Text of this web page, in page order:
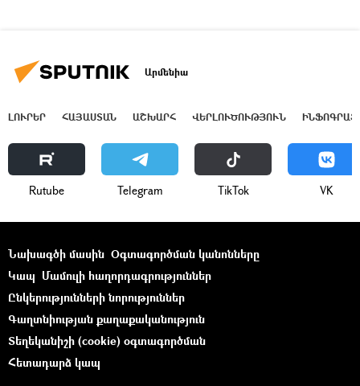
Արմենիա
ԼՈՒՐԵՐ ՀԱՅԱՍՏԱՆ ԱՇԽԱՐՀ ՎԵՐԼՈՒԾՈՒԹՅՈՒՆ
Rutube Telegram ТikТоk VK
Նախագծի մասին Օգտագործման կանոնները
Կապ Մամուլի հաղորդագրություններ
Ընկերությունների նորություններ
Գաղտնիության քաղաքականություն
Տեղեկանիշի (cookie) օգտագործման
Հետադարձ կապ